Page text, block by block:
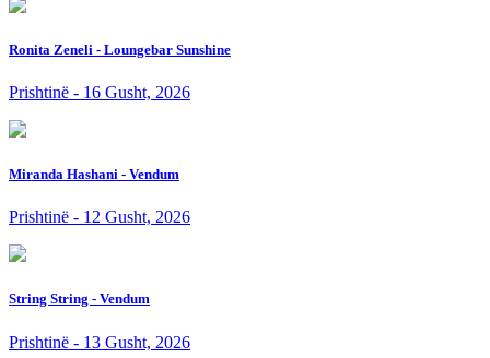
Ronita Zeneli - Loungebar Sunshine
Prishtinë - 16 Gusht, 2026
Miranda Hashani - Vendum
Prishtinë - 12 Gusht, 2026
String String - Vendum
Prishtinë - 13 Gusht, 2026